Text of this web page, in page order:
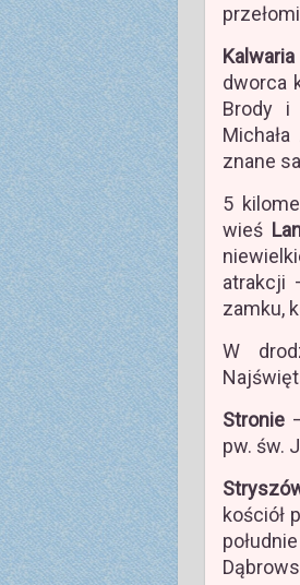
dworca
Brody i
znane
5
wieś
atrakcji
zamku,
W
Stronie
pw. św.
kościół